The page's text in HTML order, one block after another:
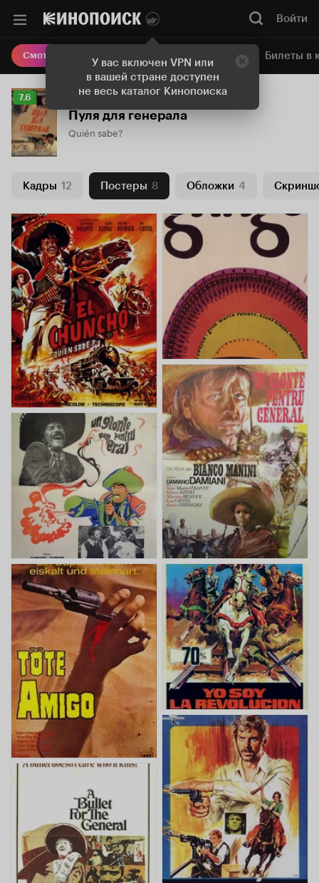
У вас включен VPN или
в вашей стране доступен
не весь каталог Кинопоиска
Войти
Смотреть кино Онлайн-кинотеатр Билеты в
Рейтинг
Кинопоиска
7.6
7.6
Пуля для генерала
Quién sabe?
Кадры 12 Постеры 8 Обложки 4